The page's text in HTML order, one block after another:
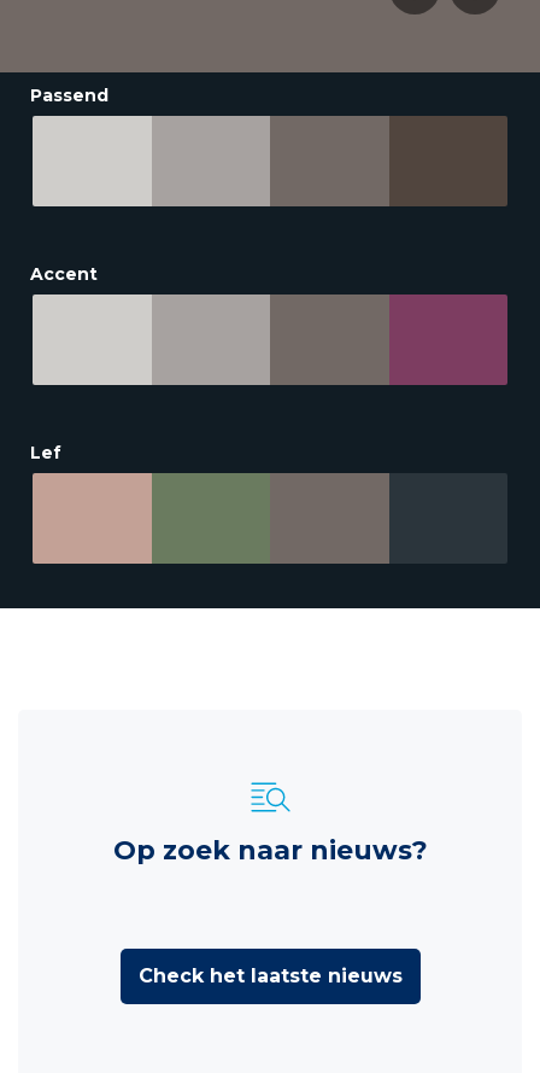
Passend
Accent
Lef
Op zoek naar nieuws?
Check het laatste nieuws